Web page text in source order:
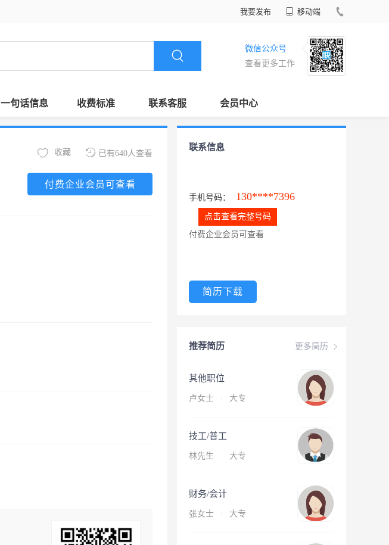
我要发布 移动端
微信公众号
查看更多工作
一句话信息 收费标准 联系客服 会员中心
已有640人查看
收藏
付费企业会员可查看
联系信息
手机号码： 130****7396
点击查看完整号码
付费企业会员可查看
简历下载
更多简历
推荐简历
其他职位
卢女士 · 大专
技工/普工
林先生 · 大专
财务/会计
张女士 · 大专